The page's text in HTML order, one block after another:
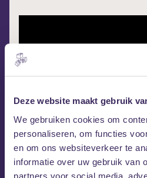
Deze website maakt gebruik
We gebruiken cookies om
personaliseren, om functies
en om ons websiteverkeer te
informatie over uw gebruik van
partners voor social media,
Noire Antidote op